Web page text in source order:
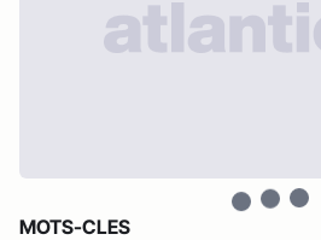
MOTS-CLES